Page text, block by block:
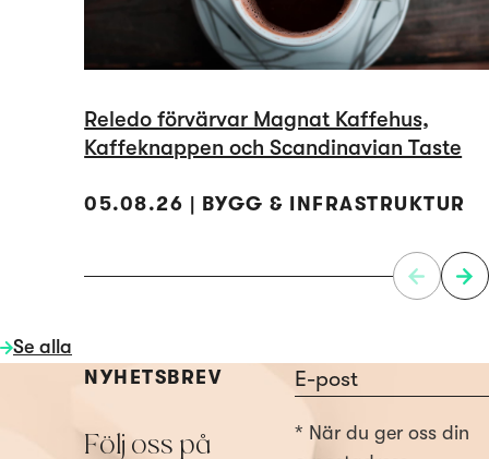
Reledo förvärvar Magnat Kaffehus,
Kaffeknappen och Scandinavian Taste
05.08.26 | BYGG & INFRASTRUKTUR
Se alla
NYHETSBREV
Följ oss på
Section
* När du ger oss din